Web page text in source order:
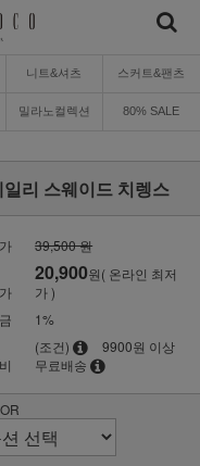
니트&셔츠 스커트&팬츠
밀라노컬렉션 80% SALE
리 스웨이드 치렝스
39,500 원
20,900원( 온라인 최저
가 )
1%
(조건)
9900원 이상
무료배송